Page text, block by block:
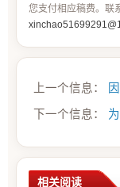
您支付相应稿费。联
上一个信息：
下一个信息：
相关阅读